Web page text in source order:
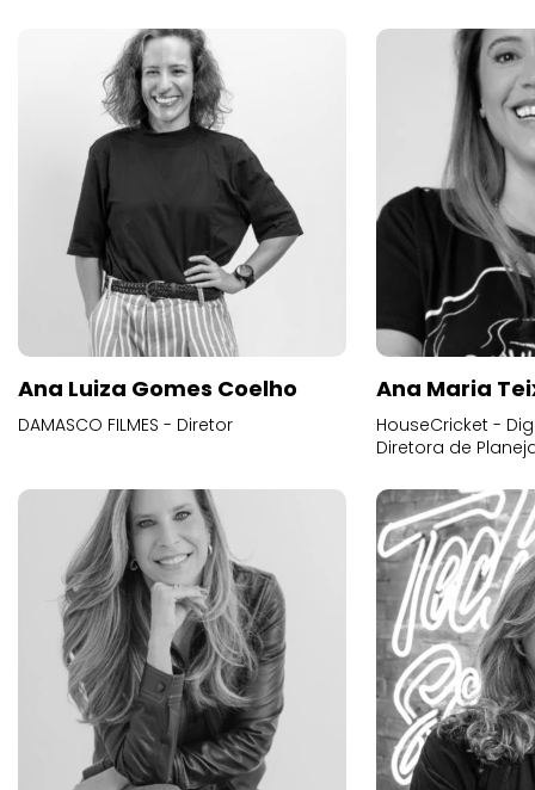
Ana Luiza Gomes Coelho
DAMASCO FILMES - Diretor
Ana Maria
HouseCricket -
Diretora de